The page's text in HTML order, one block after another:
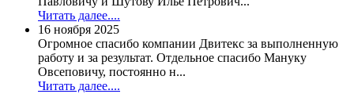
Читать далее....
16 ноября 2025
Огромное спасибо компании Двитекс за выполненную
работу и за результат. Отдельное спасибо Мануку
Овсеповичу, постоянно н...
Читать далее....